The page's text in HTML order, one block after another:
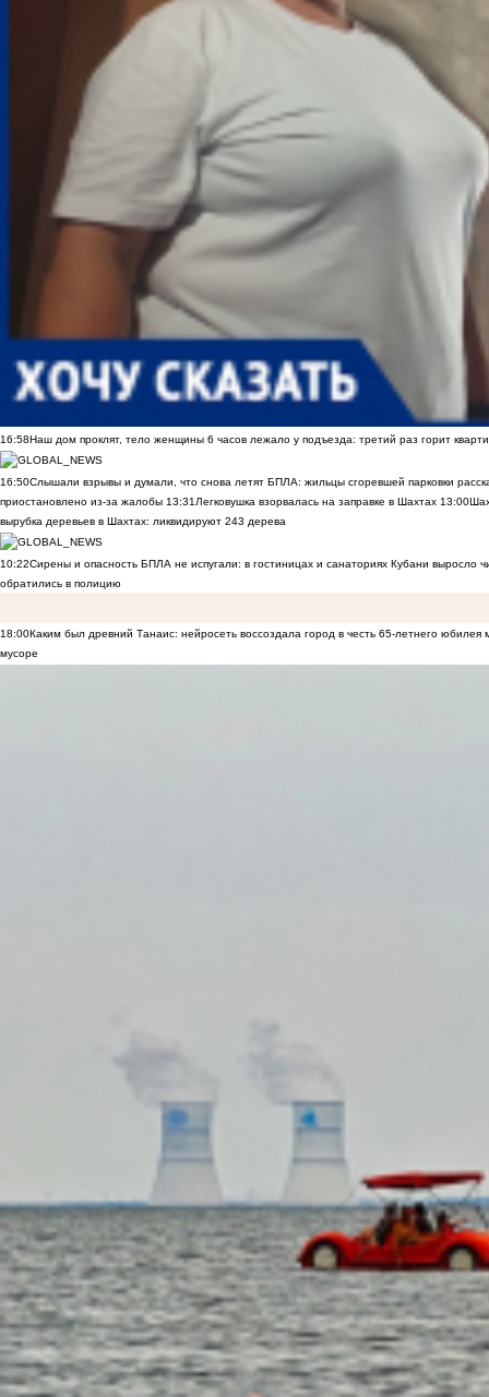
16:58Наш дом проклят, тело женщины 6 часов лежало у подъезда: третий раз горит
16:50Слышали взрывы и думали, что снова летят БПЛА: жильцы сгоревшей парковки
приостановлено из-за жалобы 13:31 Легковушка взорвалась на заправке в Шахтах 13:00
вырубка деревьев в Шахтах: ликвидируют 243 дерева
10:22Сирены и опасность БПЛА не испугали: в гостиницах и санаториях Кубани выросло
обратились в полицию
18:00Каким был древний Танаис: нейросеть воссоздала город в честь 65-летнего юбилея
мусоре